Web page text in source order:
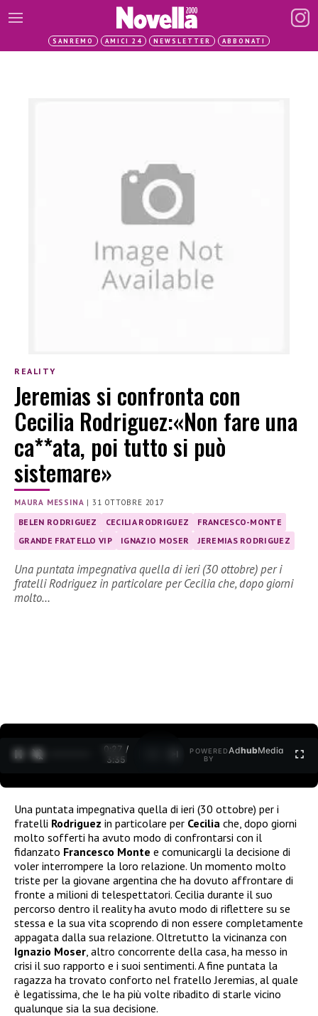
SANREMO AMICI 24 NEWSLETTER ABBONATI
REALITY
Jeremias si confronta con
Cecilia Rodriguez:«Non fare una
ca**ata, poi tutto si può
sistemare»
MAURA MESSINA | 31 OTTOBRE 2017
BELEN RODRIGUEZ CECILIA RODRIGUEZ
FRANCESCO-MONTE
GRANDE FRATELLO VIP
IGNAZIO MOSER JEREMIAS RODRIGUEZ
Una puntata impegnativa quella di ieri (30 ottobre) per i
fratelli Rodriguez in particolare per Cecilia che, dopo giorni
molto…
0:27 /
3:35
POWERED
BY
AdhubMedia
Una puntata impegnativa quella di ieri (30 ottobre) per i
fratelli Rodriguez in particolare per Cecilia che, dopo giorni
molto sofferti ha avuto modo di confrontarsi con il
fidanzato Francesco Monte e comunicargli la decisione di
voler interrompere la loro relazione. Un momento molto
triste per la giovane argentina che ha dovuto affrontare di
fronte a milioni di telespettatori. Cecilia durante il suo
percorso dentro il reality ha avuto modo di riflettere su se
stessa e la sua vita scoprendo di non essere completamente
appagata dalla sua relazione. Oltretutto la vicinanza con
Ignazio Moser , altro concorrente della casa, ha messo in
crisi il suo rapporto e i suoi sentimenti. A fine puntata la
ragazza ha trovato conforto nel fratello Jeremias, al quale
è legatissima, che le ha più volte ribadito di starle vicino
qualunque sia la sua decisione.